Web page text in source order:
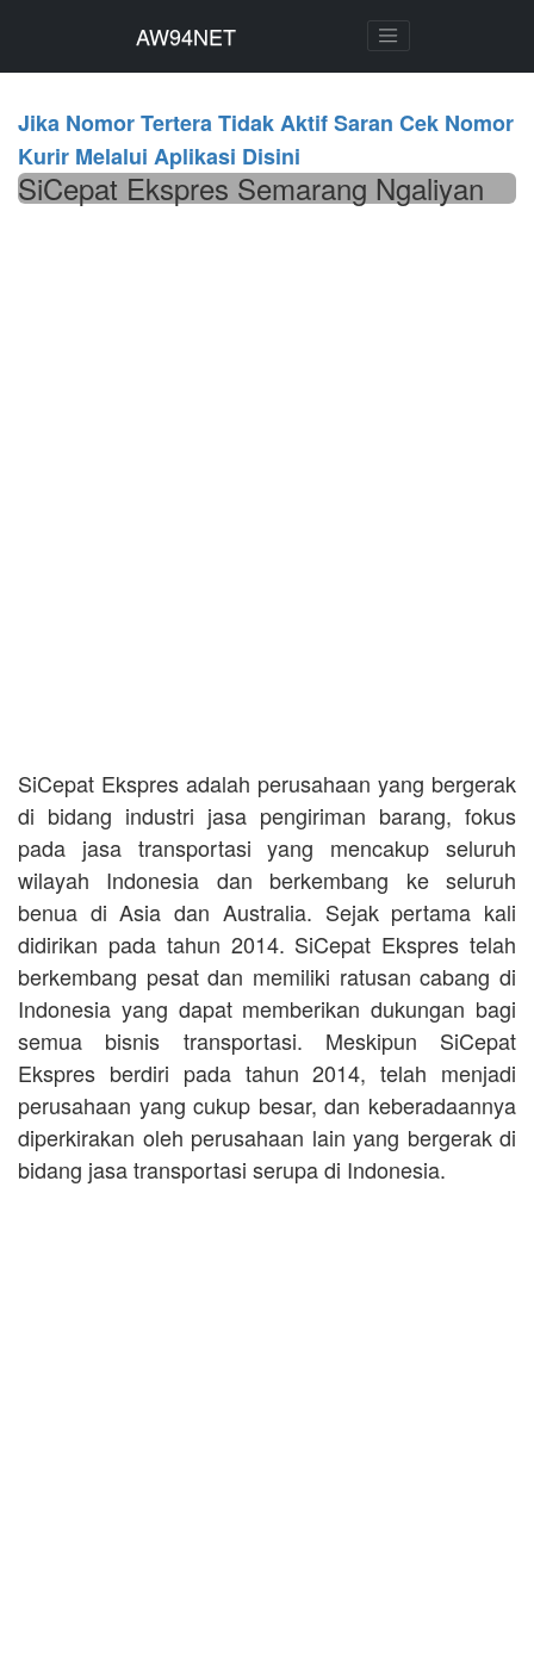
AW94NET
AW94NET
Jika Nomor Tertera Tidak Aktif Saran Cek Nomor
Kurir Melalui Aplikasi Disini
SiCepat Ekspres Semarang Ngaliyan
SiCepat Ekspres adalah perusahaan yang bergerak
di bidang industri jasa pengiriman barang, fokus
pada jasa transportasi yang mencakup seluruh
wilayah Indonesia dan berkembang ke seluruh
benua di Asia dan Australia. Sejak pertama kali
didirikan pada tahun 2014. SiCepat Ekspres telah
berkembang pesat dan memiliki ratusan cabang di
Indonesia yang dapat memberikan dukungan bagi
semua bisnis transportasi. Meskipun SiCepat
Ekspres berdiri pada tahun 2014, telah menjadi
perusahaan yang cukup besar, dan keberadaannya
diperkirakan oleh perusahaan lain yang bergerak di
bidang jasa transportasi serupa di Indonesia.